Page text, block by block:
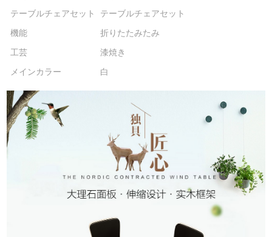
テーブルチェアセット
テーブルチェアセット
機能
折りたたみたみ
工芸
漆焼き
メインカラー
白